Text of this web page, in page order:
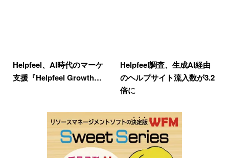
Helpfeel、AI時代のマーケ
支援『Helpfeel Growth…
Helpfeel調査、生成AI経由
のヘルプサイト流入数が3.2
倍に